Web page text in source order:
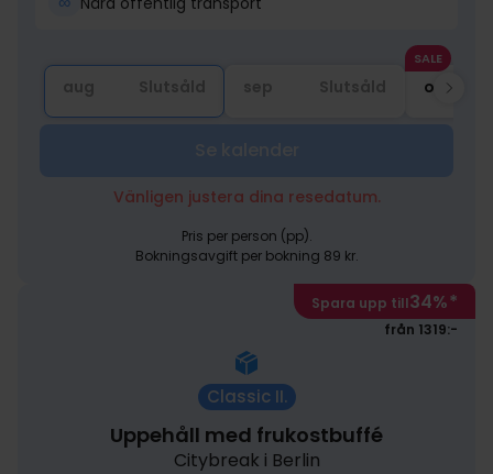
SALE
okt
Vänligen justera dina resedatum.
Pris per person (pp).
Bokningsavgift per bokning 89 kr.
Spara upp till34%*
från 1319:-
Classic II.
Uppehåll med frukostbuffé
Citybreak i Berlin